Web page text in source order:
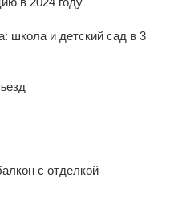
с предложением.
школа и детский сад в 3
с отделкой